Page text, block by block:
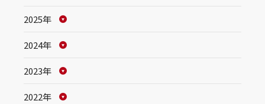
2025年
2024年
2023年
2022年